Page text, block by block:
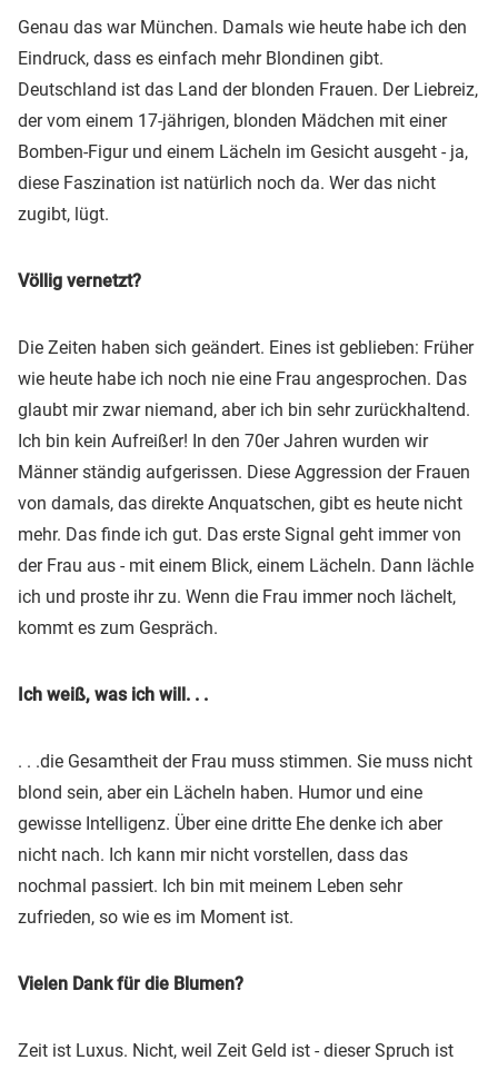
Genau das war München. Damals wie heute habe ich den
Eindruck, dass es einfach mehr Blondinen gibt.
Deutschland ist das Land der blonden Frauen. Der Liebreiz,
der vom einem 17-jährigen, blonden Mädchen mit einer
Bomben-Figur und einem Lächeln im Gesicht ausgeht - ja,
diese Faszination ist natürlich noch da. Wer das nicht
zugibt, lügt.
Völlig vernetzt?
Die Zeiten haben sich geändert. Eines ist geblieben: Früher
wie heute habe ich noch nie eine Frau angesprochen. Das
glaubt mir zwar niemand, aber ich bin sehr zurückhaltend.
Ich bin kein Aufreißer! In den 70er Jahren wurden wir
Männer ständig aufgerissen. Diese Aggression der Frauen
von damals, das direkte Anquatschen, gibt es heute nicht
mehr. Das finde ich gut. Das erste Signal geht immer von
der Frau aus - mit einem Blick, einem Lächeln. Dann lächle
ich und proste ihr zu. Wenn die Frau immer noch lächelt,
kommt es zum Gespräch.
Ich weiß, was ich will. . .
. . .die Gesamtheit der Frau muss stimmen. Sie muss nicht
blond sein, aber ein Lächeln haben. Humor und eine
gewisse Intelligenz. Über eine dritte Ehe denke ich aber
nicht nach. Ich kann mir nicht vorstellen, dass das
nochmal passiert. Ich bin mit meinem Leben sehr
zufrieden, so wie es im Moment ist.
Vielen Dank für die Blumen?
Zeit ist Luxus. Nicht, weil Zeit Geld ist - dieser Spruch ist